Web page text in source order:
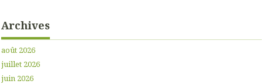
Archives
août 2026
juillet 2026
juin 2026